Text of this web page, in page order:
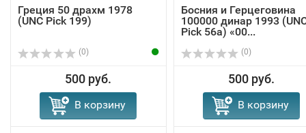
Греция 50 драхм 1978
(UNC Pick 199)
(0)
500 руб.
В корзину
Босния и Герцеговина
100000 динар 1993
Pick 56a) «00...
(0)
500 руб.
В корзину